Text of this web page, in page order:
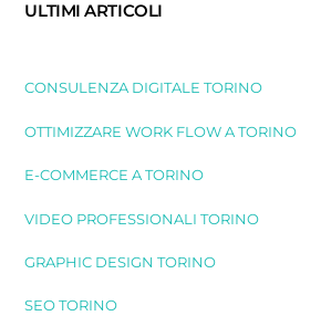
ULTIMI ARTICOLI
CONSULENZA DIGITALE TORINO
OTTIMIZZARE WORK FLOW A TORINO
E-COMMERCE A TORINO
VIDEO PROFESSIONALI TORINO
GRAPHIC DESIGN TORINO
SEO TORINO